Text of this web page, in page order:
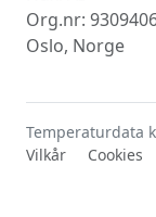
Org.nr:
Oslo, Norge
Temperaturdata
Vilkår
Cookies